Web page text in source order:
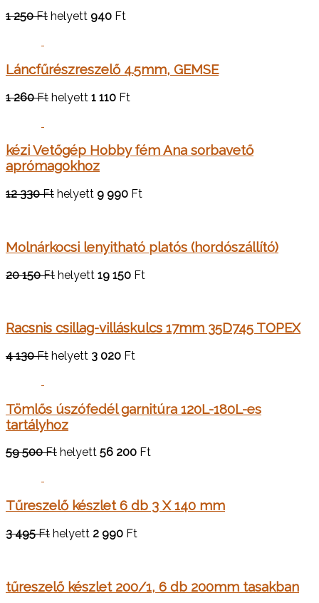
1 250 Ft helyett 940 Ft
Láncfűrészreszelő 4.5mm, GEMSE
1 260 Ft helyett 1 110 Ft
kézi Vetőgép Hobby fém Ana sorbavető
aprómagokhoz
12 330 Ft helyett 9 990 Ft
Molnárkocsi lenyitható platós (hordószállító)
20 150 Ft helyett 19 150 Ft
Racsnis csillag-villáskulcs 17mm 35D745 TOPEX
4 130 Ft helyett 3 020 Ft
Tömlős úszófedél garnitúra 120L-180L-es
tartályhoz
59 500 Ft helyett 56 200 Ft
Tűreszelő készlet 6 db 3 X 140 mm
3 495 Ft helyett 2 990 Ft
tűreszelő készlet 200/1, 6 db 200mm tasakban